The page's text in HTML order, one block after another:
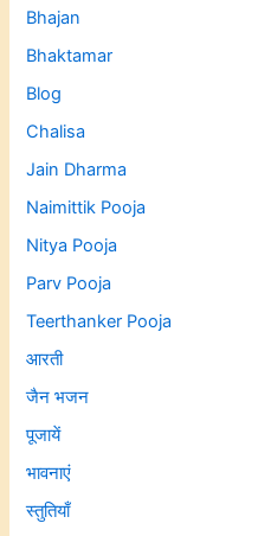
Bhajan
Bhaktamar
Blog
Chalisa
Jain Dharma
Naimittik Pooja
Nitya Pooja
Parv Pooja
Teerthanker Pooja
आरती
जैन भजन
पूजायें
भावनाएं
स्तुतियाँ